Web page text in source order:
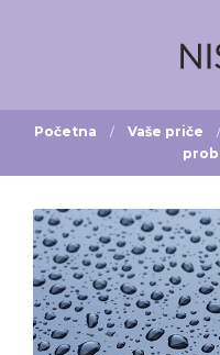
Početna Vaše priče